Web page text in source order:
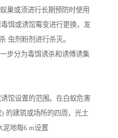
巢或须进行长期预防时使用
饵或诱馆霉变进行更换，发
虫剂粉剂进行杀灭。
步分为毒饵诱杀和诱傅诱集
馆设置的范围。在白蚁危害
的建筑或场所的四周，光土
泥地每6 m设置